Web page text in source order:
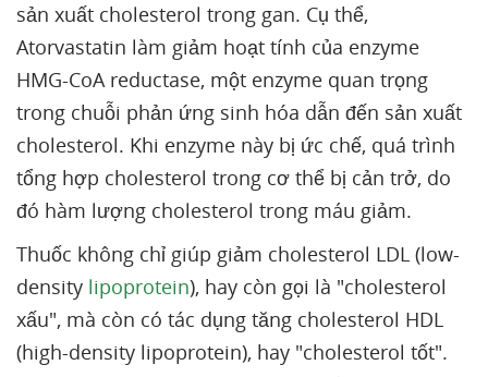
sản xuất cholesterol trong gan. Cụ thể,
Atorvastatin làm giảm hoạt tính của enzyme
HMG-CoA reductase, một enzyme quan trọng
trong chuỗi phản ứng sinh hóa dẫn đến sản xuất
cholesterol. Khi enzyme này bị ức chế, quá trình
tổng hợp cholesterol trong cơ thể bị cản trở, do
đó hàm lượng cholesterol trong máu giảm.
Thuốc không chỉ giúp giảm cholesterol LDL (low-
density lipoprotein), hay còn gọi là "cholesterol
xấu", mà còn có tác dụng tăng cholesterol HDL
(high-density lipoprotein), hay "cholesterol tốt".